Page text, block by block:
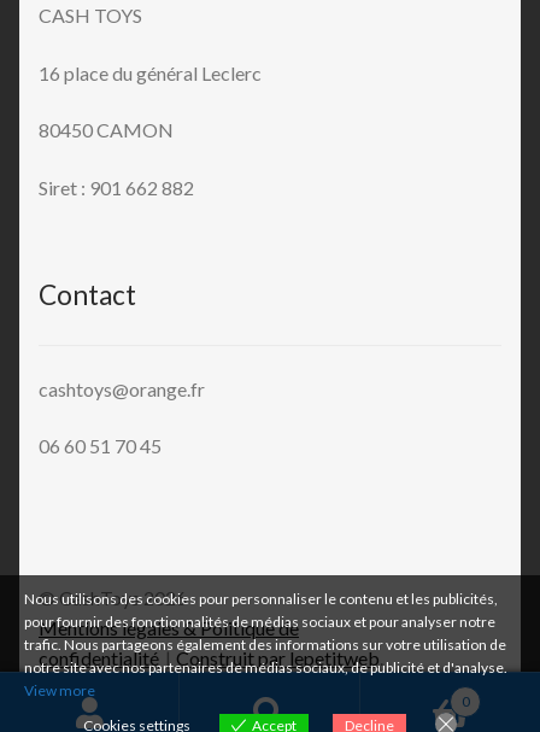
CASH TOYS
16 place du général Leclerc
80450 CAMON
Siret : 901 662 882
Contact
cashtoys@orange.fr
06 60 51 70 45
© CashToys 2026
Mentions légales & Politique de
confidentialité
Construit par lepetitweb.
0
Nous utilisons des cookies pour personnaliser le contenu et les publicités,
pour fournir des fonctionnalités de médias sociaux et pour analyser notre
trafic. Nous partageons également des informations sur votre utilisation de
notre site avec nos partenaires de médias sociaux, de publicité et d'analyse.
View more
Cookies settings
Accept Decline